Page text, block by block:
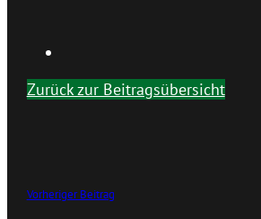
Zurück zur Beitragsübersicht
Vorheriger Beitrag